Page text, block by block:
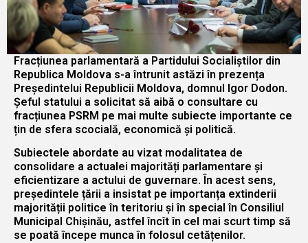
Fracțiunea parlamentară a Partidului Socialiștilor din
Republica Moldova s-a întrunit astăzi în prezența
Președintelui Republicii Moldova, domnul Igor Dodon.
Șeful statului a solicitat să aibă o consultare cu
fracțiunea PSRM pe mai multe subiecte importante ce
țin de sfera scocială, economică și politică.
Subiectele abordate au vizat modalitatea de
consolidare a actualei majorități parlamentare și
eficientizare a actului de guvernare. În acest sens,
președintele țării a insistat pe importanța extinderii
majorității politice în teritoriu și în special în Consiliul
Municipal Chișinău, astfel încît în cel mai scurt timp să
se poată începe munca în folosul cetățenilor.